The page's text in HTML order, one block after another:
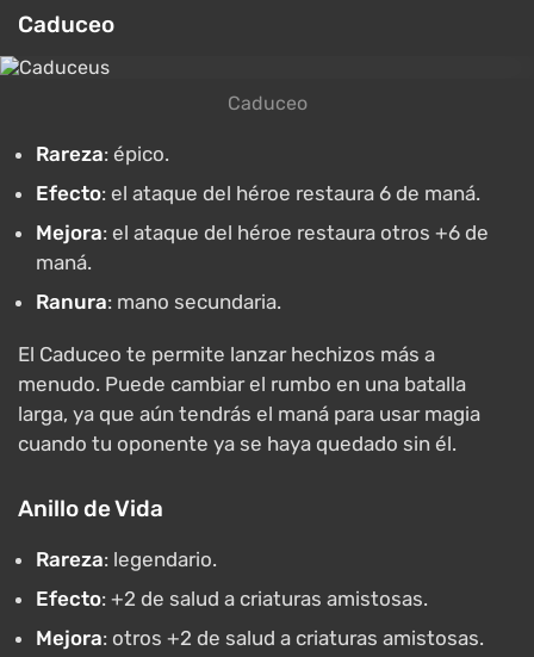
Caduceo
Caduceo
Rareza: épico.
Efecto: el ataque del héroe restaura 6 de maná.
Mejora: el ataque del héroe restaura otros +6 de
maná.
Ranura: mano secundaria.
El Caduceo te permite lanzar hechizos más a
menudo. Puede cambiar el rumbo en una batalla
larga, ya que aún tendrás el maná para usar magia
cuando tu oponente ya se haya quedado sin él.
Anillo de Vida
Rareza: legendario.
Efecto: +2 de salud a criaturas amistosas.
Mejora: otros +2 de salud a criaturas amistosas.